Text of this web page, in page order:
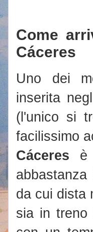
Come
Cáceres
Uno dei
inserita
(l'unico si
facilissimo
Cáceres è
da cui dista
sia in treno